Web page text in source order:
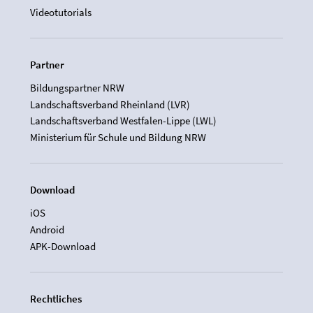
Videotutorials
Partner
Bildungspartner NRW
Landschaftsverband Rheinland (LVR)
Landschaftsverband Westfalen-Lippe (LWL)
Ministerium für Schule und Bildung NRW
Download
iOS
Android
APK-Download
Rechtliches